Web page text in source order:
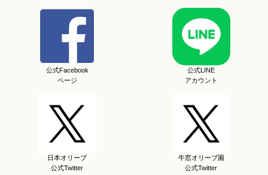
公式Facebook
ページ
公式LINE
アカウント
日本オリーブ
公式Twitter
牛窓オリーブ園
公式Twitter